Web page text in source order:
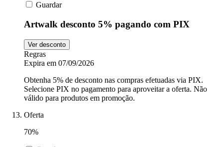
Guardar
Artwalk desconto 5% pagando com PIX
Ver desconto
Regras
Expira em 07/09/2026
Obtenha 5% de desconto nas compras efetuadas via PIX.
Selecione PIX no pagamento para aproveitar a oferta. Não
válido para produtos em promoção.
Oferta
70%